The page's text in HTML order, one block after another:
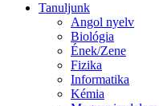
Tanuljunk
Angol nyelv
Biológia
Ének/Zene
Fizika
Informatika
Kémia